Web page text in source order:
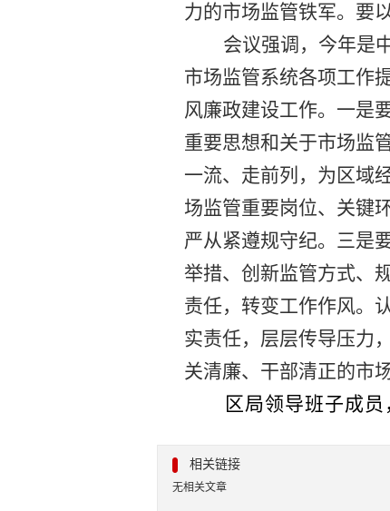
力的市场监管铁军。要
会议强调， 今年是
市场监管系统各项工作
风廉政建设工作。 一是
重要思想和关于市场监
一流、走前列，为 区域
场监管重要岗位、关键
严从紧遵规守纪。 三是
举措、创新监管方式、
责任，转变工作作风。
实责任，层层传导压力
关清廉、干部清正的市
区局领导班子成
相关链接
无相关文章